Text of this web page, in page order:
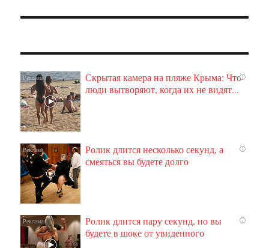
i
Скрытая камера на пляже Крыма: Что
люди вытворяют, когда их не видят...
i
Ролик длится несколько секунд, а
смеяться вы будете долго
i
Ролик длится пару секунд, но вы
будете в шоке от увиденного